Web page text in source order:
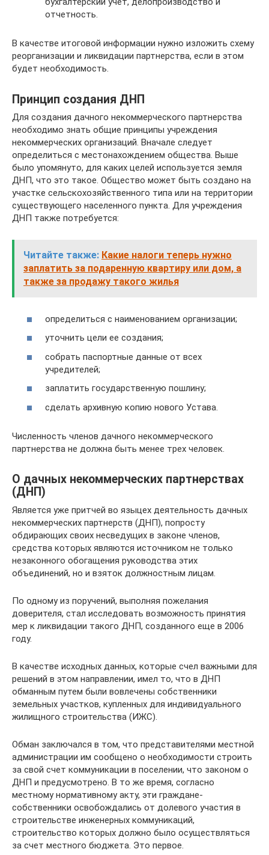
отчетность.
В качестве итоговой информации нужно изложить схему
реорганизации и ликвидации партнерства, если в этом
будет необходимость.
Принцип создания ДНП
Для создания дачного некоммерческого партнерства
необходимо знать общие принципы учреждения
некоммерческих организаций. Вначале следует
определиться с местонахождением общества. Выше
было упомянуто, для каких целей используется земля
ДНП, что это такое. Общество может быть создано на
участке сельскохозяйственного типа или на территории
существующего населенного пункта. Для учреждения
ДНП также потребуется:
Читайте также: Какие налоги теперь нужно
заплатить за подаренную квартиру или дом, а
также за продажу такого жилья
определиться с наименованием организации;
уточнить цели ее создания;
собрать паспортные данные от всех
учредителей;
заплатить государственную пошлину;
сделать архивную копию нового Устава.
Численность членов дачного некоммерческого
партнерства не должна быть менее трех человек.
О дачных некоммерческих партнерствах
(ДНП)
Является уже притчей во языцех деятельность дачных
некоммерческих партнерств (ДНП), попросту
обдирающих своих несведущих в законе членов,
средства которых являются источником не только
незаконного обогащения руководства этих
объединений, но и взяток должностным лицам.
По одному из поручений, выполняя пожелания
доверителя, стал исследовать возможность принятия
мер к ликвидации такого ДНП, созданного еще в 2006
году.
В качестве исходных данных, которые счел важными для
решений в этом направлении, имел то, что в ДНП
обманным путем были вовлечены собственники
земельных участков, купленных для индивидуального
жилищного строительства (ИЖС).
Обман заключался в том, что представителями местной
администрации им сообщено о необходимости строить
за свой счет коммуникации в поселении, что законом о
ДНП и предусмотрено. В то же время, согласно
местному нормативному акту, эти граждане-
собственники освобождались от долевого участия в
строительстве инженерных коммуникаций,
строительство которых должно было осуществляться
за счет местного бюджета. Это первое.